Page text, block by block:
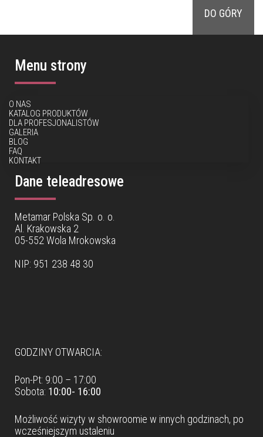
DO GÓRY
Menu strony
O NAS
KATALOG PRODUKTÓW
DLA PROFESJONALISTÓW
GALERIA
BLOG
FAQ
KONTAKT
Dane teleadresowe
Metamar Polska Sp. o. o.
Al. Krakowska 2
05-552 Wola Mrokowska
NIP: 951 238 48 30
GODZINY OTWARCIA:
Pon-Pt: 9:00 – 17:00
Sobota: 10:00- 16:00
Możliwość wizyty w showroomie w innych godzinach, po
wcześniejszym ustaleniu